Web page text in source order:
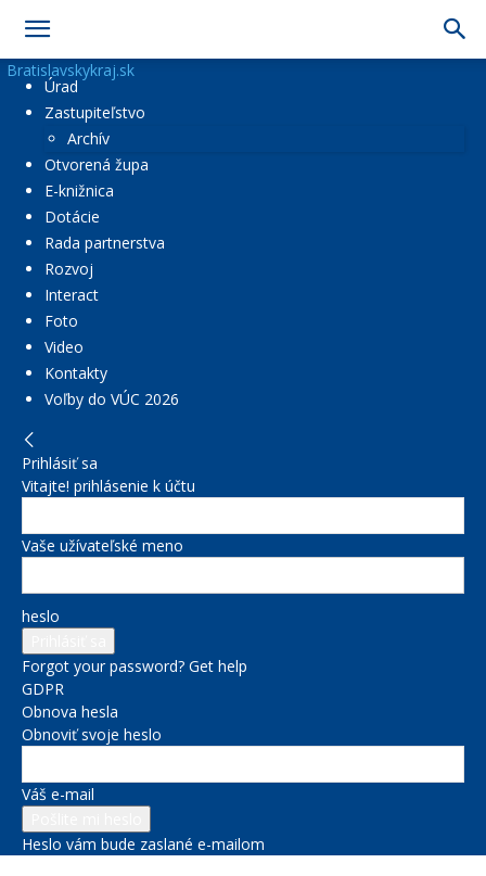
Bratislavskykraj.sk
Úrad
Zastupiteľstvo
Archív
Otvorená župa
E-knižnica
Dotácie
Rada partnerstva
Rozvoj
Interact
Foto
Video
Kontakty
Voľby do VÚC 2026
Prihlásiť sa
Vitajte! prihlásenie k účtu
Vaše užívateľské meno
heslo
Forgot your password? Get help
GDPR
Obnova hesla
Obnoviť svoje heslo
Váš e-mail
Heslo vám bude zaslané e-mailom